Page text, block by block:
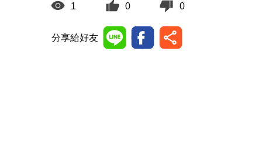
1 0 0
分享給好友